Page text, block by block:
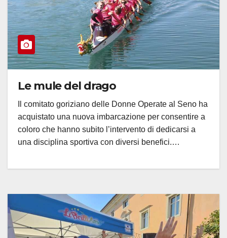
Le mule del drago
Il comitato goriziano delle Donne Operate al Seno ha
acquistato una nuova imbarcazione per consentire a
coloro che hanno subito l’intervento di dedicarsi a
una disciplina sportiva con diversi benefici.…